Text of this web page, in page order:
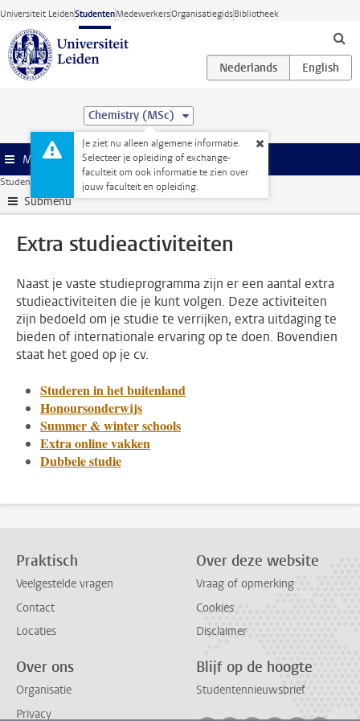
Ga direct naar de inhoud
Universiteit LeidenStudentenMedewerkersOrganisatiegidsBibliotheek
Chemistry (MSc)
Je ziet nu alleen algemene informatie.
Selecteer je opleiding of exchange-
faculteit om ook informatie te zien over
jouw faculteit en opleiding.
Menu
Studentenwebsite Extra studieactiviteiten
Submenu
Extra studieactiviteiten
Naast je vaste studieprogramma zijn er een aantal extra
studieactiviteiten die je kunt volgen. Deze activiteiten
zijn bedoeld om je studie te verrijken, extra uitdaging te
bieden of internationale ervaring op te doen. Bovendien
staat het goed op je cv.
Studeren in het buitenland
Honoursonderwijs
Summer & winter schools
Extra online vakken
Dubbele studie
Praktisch
Veelgestelde vragen
Contact
Locaties
Over deze website
Vraag of opmerking
Cookies
Disclaimer
Over ons
Organisatie
Privacy
Blijf op de hoogte
Studentennieuwsbrief